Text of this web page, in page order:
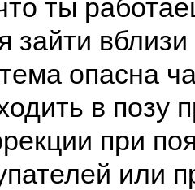
ты
зайти
опасна
в позу
при
или